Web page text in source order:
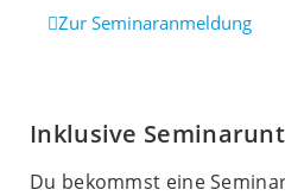
Zur Seminaranmeldung
Inklusive
Du bekommst eine